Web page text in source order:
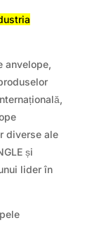
anvelope,
diverse ale
și
lider în